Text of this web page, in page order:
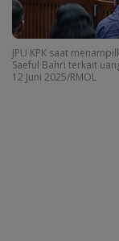
JPU KPK saat
Saeful Bahri terkait
12 Juni 2025/RMOL